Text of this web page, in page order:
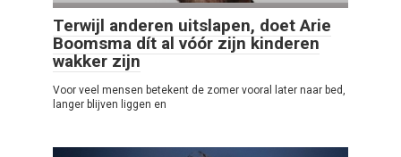
Terwijl anderen uitslapen, doet Arie
Boomsma dít al vóór zijn kinderen
wakker zijn
Voor veel mensen betekent de zomer vooral later naar bed,
langer blijven liggen en